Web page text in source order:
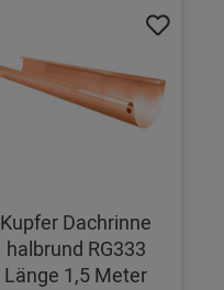
Kupfer Dachrinne
halbrund RG333
Länge 1,5 Meter